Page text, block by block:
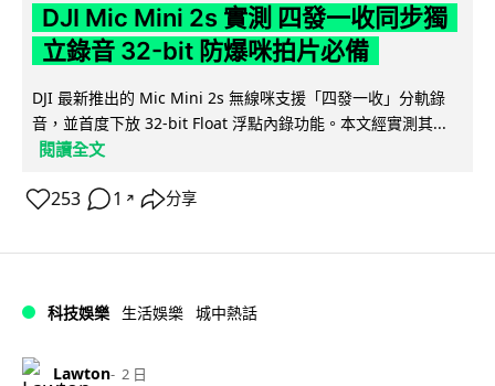
DJI Mic Mini 2s 實測 四發一收同步獨
立錄音 32-bit 防爆咪拍片必備
DJI 最新推出的 Mic Mini 2s 無線咪支援「四發一收」分軌錄
音，並首度下放 32-bit Float 浮點內錄功能。本文經實測其...
閱讀全文
253 1 ↗ 分享
科技娛樂 生活娛樂 城中熱話
Lawton 2 日